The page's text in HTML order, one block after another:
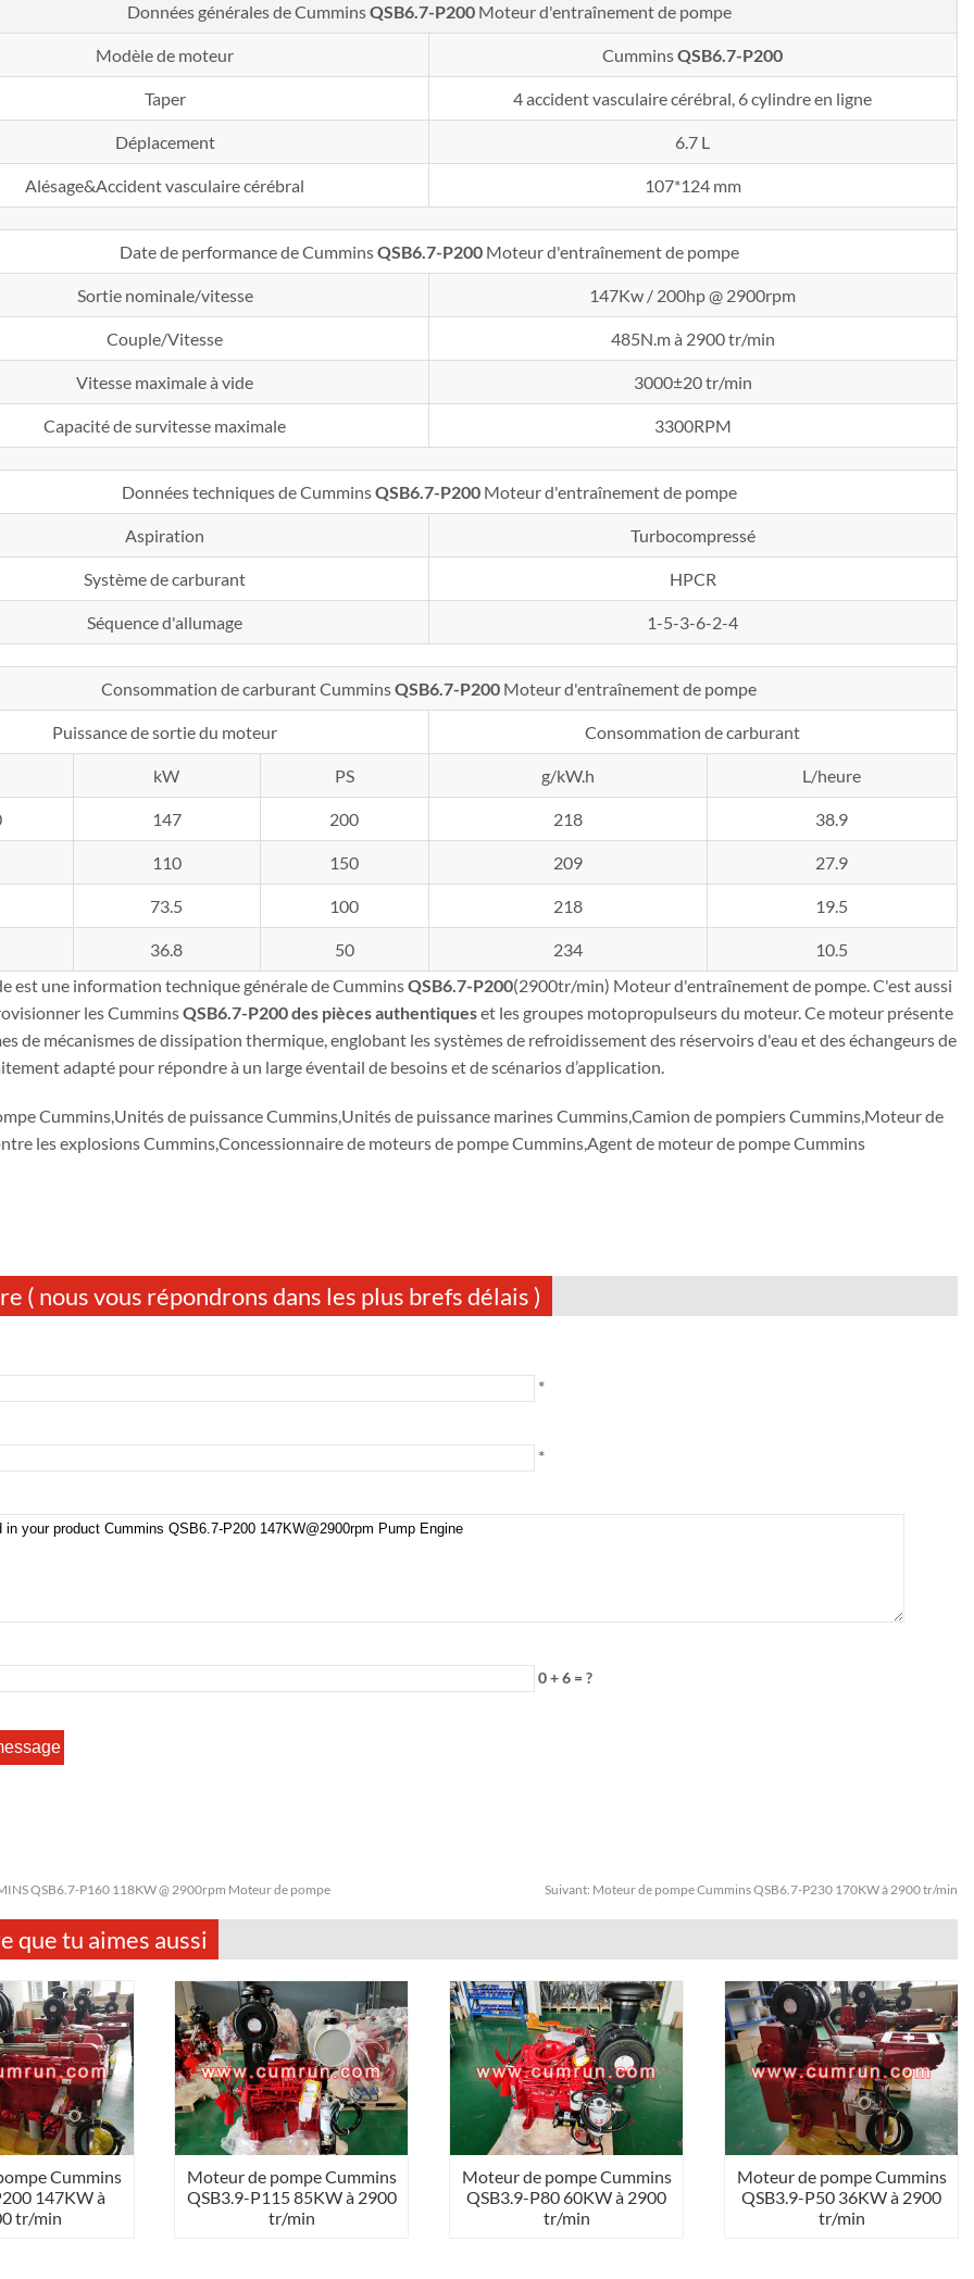
Données générales de CumminsQSB6.7-P200 Moteur d'entraînement de pompe
Modèle de moteur CumminsQSB6.7-P200
Taper 4 accident vasculaire cérébral, 6 cylindre en ligne
Déplacement 6.7 L
Alésage&Accident vasculaire cérébral 107*124 mm
Date de performance de CumminsQSB6.7-P200 Moteur d'entraînement de pompe
Sortie nominale/vitesse 147Kw / 200hp @ 2900rpm
Couple/Vitesse 485N.m à 2900 tr/min
Vitesse maximale à vide 3000±20 tr/min
Capacité de survitesse maximale 3300RPM
Données techniques de CumminsQSB6.7-P200 Moteur d'entraînement de pompe
Aspiration Turbocompressé
Système de carburant HPCR
Séquence d'allumage 1-5-3-6-2-4
Consommation de carburant CumminsQSB6.7-P200 Moteur d'entraînement de pompe
Puissance de sortie du moteur Consommation de carburant
kW PS g/kW.h L/heure
147 200 218 38.9
110 150 209 27.9
73.5 100 218 19.5
36.8 50 234
10.5
est une information technique générale de CumminsQSB6.7-P200(2900tr/min) Moteur d'entraînement de pompe. C'est aussi
les CumminsQSB6.7-P200des pièces authentiqueset les groupes motopropulseurs du moteur. Ce moteur présente
de mécanismes de dissipation thermique, englobant les systèmes de refroidissement des réservoirs d'eau et des échangeurs de
adapté pour répondre à un large éventail de besoins et de scénarios d’application.
Cummins,Unités de puissance Cummins,Unités de puissance marines Cummins,Camion de pompiers Cummins,Moteur de
les explosions Cummins,Concessionnaire de moteurs de pompe Cummins,Agent de moteur de pompe Cummins
( nous vous répondrons dans les plus brefs délais )
*
*
0 + 6 = ?
QSB6.7-P160 118KW @ 2900rpm Moteur de pompe Suivant: Moteur de pompe Cummins QSB6.7-P230 170KW à 2900 tr/min
que tu aimes aussi
Cummins
147KW à
tr/min
Moteur de pompe Cummins
QSB3.9-P115 85KW à 2900
tr/min
Moteur de pompe Cummins
QSB3.9-P80 60KW à 2900
tr/min
Moteur de pompe Cummins
QSB3.9-P50 36KW à 2900
tr/min